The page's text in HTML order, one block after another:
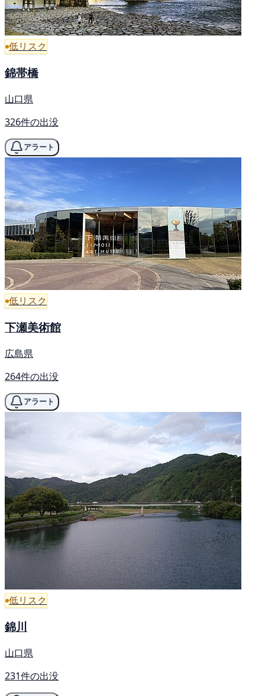
低リスク
錦帯橋
山口県
326件の出没
アラート
低リスク
下瀬美術館
広島県
264件の出没
アラート
低リスク
錦川
山口県
231件の出没